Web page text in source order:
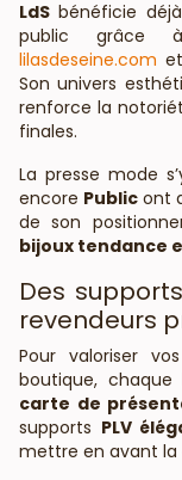
LdS bénéficie
public grâce
lilasdeseine.com
Son univers
renforce la
finales.
La presse mode
encore Public ont
de son
bijoux tendance
Des
revendeurs
Pour valoriser
boutique,
carte de
supports PLV
mettre en avant la